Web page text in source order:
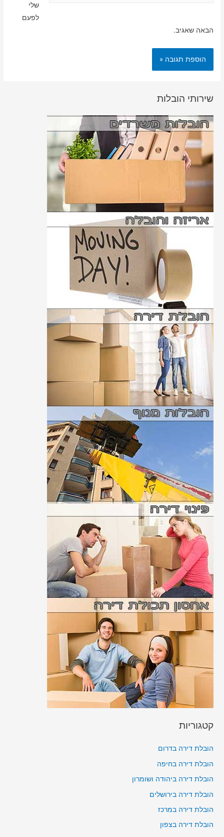
שלי
לפעם
הבאה שאגיב.
שירותי הובלות
קטגוריות
הובלת דירה בדרום
הובלת דירה בחיפה
הובלת דירה ביהודה ושומרון
הובלת דירה בירושלים
הובלת דירה במרכז
הובלת דירה בצפון